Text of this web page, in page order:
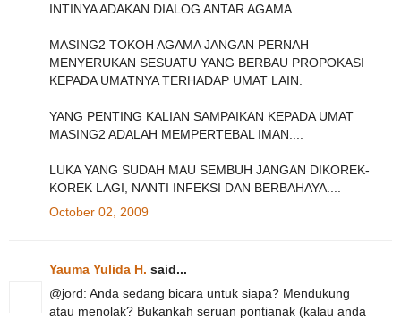
INTINYA ADAKAN DIALOG ANTAR AGAMA.
MASING2 TOKOH AGAMA JANGAN PERNAH
MENYERUKAN SESUATU YANG BERBAU PROPOKASI
KEPADA UMATNYA TERHADAP UMAT LAIN.
YANG PENTING KALIAN SAMPAIKAN KEPADA UMAT
MASING2 ADALAH MEMPERTEBAL IMAN....
LUKA YANG SUDAH MAU SEMBUH JANGAN DIKOREK-
KOREK LAGI, NANTI INFEKSI DAN BERBAHAYA....
October 02, 2009
Yauma Yulida H. said...
@jord: Anda sedang bicara untuk siapa? Mendukung
atau menolak? Bukankah seruan pontianak (kalau anda